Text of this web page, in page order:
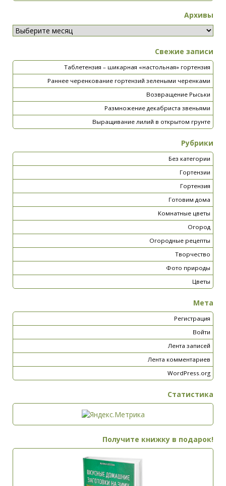
Архивы
Свежие записи
Таблетензия – шикарная «настольная» гортензия
Раннее черенкование гортензий зелеными черенками
Возвращение Рыськи
Размножение декабриста звеньями
Выращивание лилий в открытом грунте
Рубрики
Без категории
Гортензии
Гортензия
Готовим дома
Комнатные цветы
Огород
Огородные рецепты
Творчество
Фото природы
Цветы
Мета
Регистрация
Войти
Лента записей
Лента комментариев
WordPress.org
Статистика
Получите книжку в подарок!